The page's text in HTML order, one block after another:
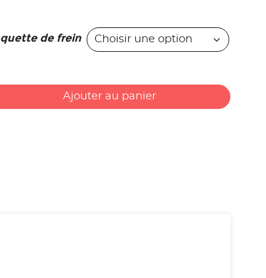
de frein
Ajouter au panier